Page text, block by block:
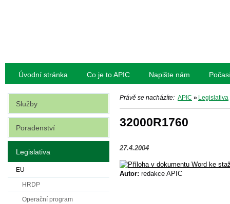
Úvodní stránka Co je to APIC Napište nám
Právě se nacházíte: APIC » Legislativa
32000R1760
27.4.2004
Příloha v dokumentu Word ke
Autor: redakce APIC
Služby
Poradenství
Legislativa
EU
HRDP
Operační program